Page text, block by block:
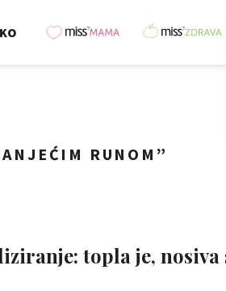
RUNOM ”
topla je, nosiva